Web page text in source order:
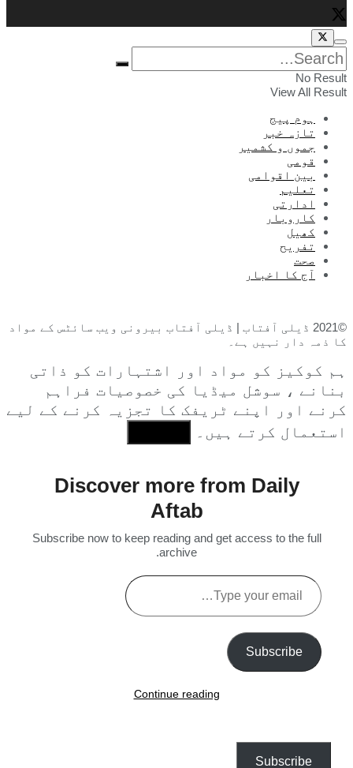
No Result
View All Result
ہوم پیج
تازہ خبر
جموں و کشمیر
قومی
بین اقوامی
تعلیم
ادارتی
کاروبار
کھیل
تفریح
صحت
آج کا اخبار
©2021 ڈیلی آفتاب | ڈیلی آفتاب بیرونی ویب سائٹس کے مواد
کا ذمہ دار نہیں ہے۔
ہم کوکیز کو مواد اور اشتہارات کو ذاتی
بنانے ، سوشل میڈیا کی خصوصیات فراہم
کرنے اور اپنے ٹریفک کا تجزیہ کرنے کے لیے
استعمال کرتے ہیں۔
Discover more from Daily
Aftab
Subscribe now to keep reading and get access to the full
archive.
Type
your
Subscribe
Continue reading
Subscribe